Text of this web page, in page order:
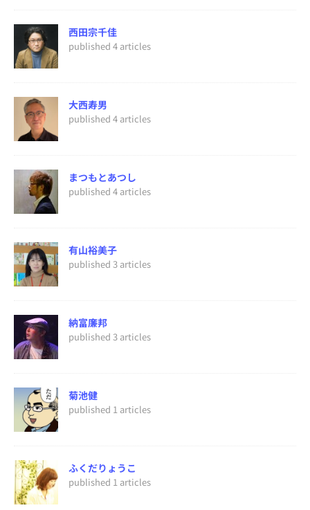
西田宗千佳
published 4 articles
大西寿男
published 4 articles
まつもとあつし
published 4 articles
有山裕美子
published 3 articles
納富廉邦
published 3 articles
菊池健
published 1 articles
ふくだりょうこ
published 1 articles